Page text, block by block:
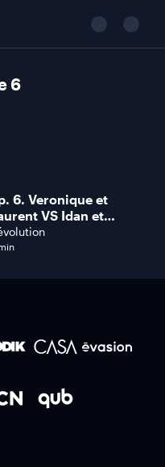
6
6. Veronique et
VS Idan et